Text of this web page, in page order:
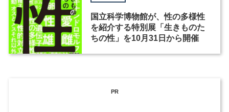
国立科学博物館が、性の多様性
を紹介する特別展「生きものた
ちの性」を10月31日から開催
PR